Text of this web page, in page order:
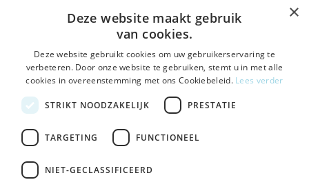
Openingstijden
Nieuwsbrief
Bezoek de winkel in Sneek, Bolswarderbaan 3C
De Welzijnwinkel in je
inbox
Geen spam, geen verkooppraatjes — gewoon fijne
updates over hulpmiddelen die echt iets toevoegen.
×
Deze website maakt gebruik
van cookies.
Deze website gebruikt cookies om uw gebruikerservaring te
verbeteren. Door onze website te gebruiken, stemt u in met alle
cookies in overeenstemming met ons Cookiebeleid. Lees verder
STRIKT NOODZAKELIJK PRESTATIE
TARGETING FUNCTIONEEL
NIET-GECLASSIFICEERD